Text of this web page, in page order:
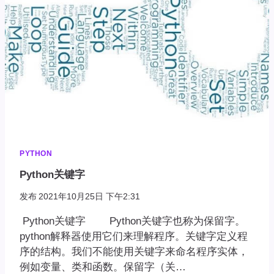
PYTHON
Python关键字
发布 2021年10月25日 下午2:31
Python关键字 Python关键字也称为保留字。
python解释器使用它们来理解程序。关键字定义程
序的结构。我们不能使用关键字来命名程序实体，
例如变量、类和函数。保留字（关…